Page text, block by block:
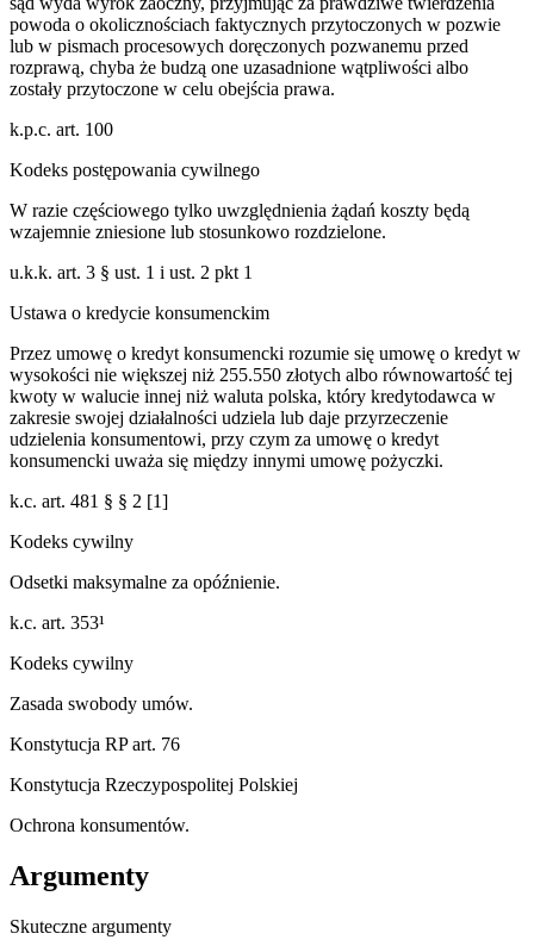
powoda o okolicznościach faktycznych przytoczonych w pozwie
lub w pismach procesowych doręczonych pozwanemu przed
rozprawą, chyba że budzą one uzasadnione wątpliwości albo
zostały przytoczone w celu obejścia prawa.
k.p.c. art. 100
Kodeks postępowania cywilnego
W razie częściowego tylko uwzględnienia żądań koszty będą
wzajemnie zniesione lub stosunkowo rozdzielone.
u.k.k. art. 3 § ust. 1 i ust. 2 pkt 1
Ustawa o kredycie konsumenckim
Przez umowę o kredyt konsumencki rozumie się umowę o kredyt w
wysokości nie większej niż 255.550 złotych albo równowartość tej
kwoty w walucie innej niż waluta polska, który kredytodawca w
zakresie swojej działalności udziela lub daje przyrzeczenie
udzielenia konsumentowi, przy czym za umowę o kredyt
konsumencki uważa się między innymi umowę pożyczki.
k.c. art. 481 § § 2 [1]
Kodeks cywilny
Odsetki maksymalne za opóźnienie.
k.c. art. 353¹
Kodeks cywilny
Zasada swobody umów.
Konstytucja RP art. 76
Konstytucja Rzeczypospolitej Polskiej
Ochrona konsumentów.
Argumenty
Skuteczne argumenty